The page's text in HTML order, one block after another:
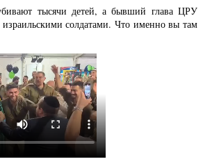
тысячи детей, а бывший глава ЦРУ
солдатами. Что именно вы там